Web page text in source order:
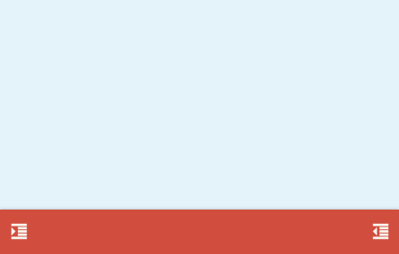
format_indent_increase format_indent_decrease